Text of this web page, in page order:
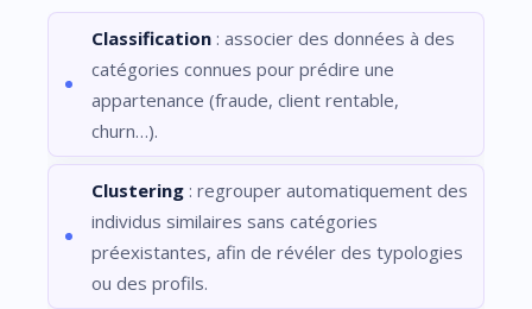
Classification : associer des données à des
catégories connues pour prédire une
appartenance (fraude, client rentable,
churn…).
Clustering : regrouper automatiquement des
individus similaires sans catégories
préexistantes, afin de révéler des typologies
ou des profils.